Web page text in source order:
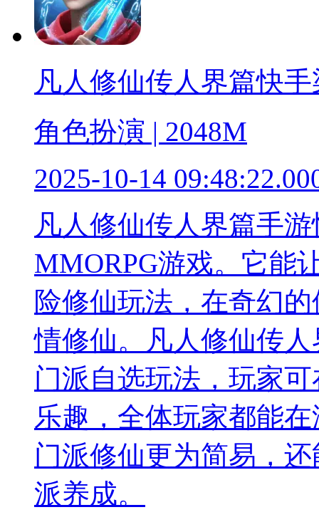
凡人修仙传人界篇快
角色扮演 | 2048M
2025-10-14
凡人修仙传人界篇手
MMORPG游戏。它能
险修仙玩法，在奇幻
情修仙。凡人修仙传
门派自选玩法，玩家
乐趣，全体玩家都能
门派修仙更为简易，
派养成。